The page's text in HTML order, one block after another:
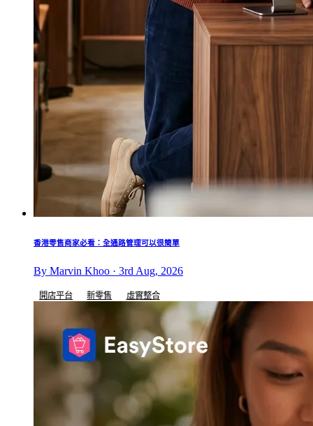
香港零售商家必看：全通路管理可以很簡單
By Marvin Khoo · 3rd Aug, 2026
開店平台 新零售 虛實整合